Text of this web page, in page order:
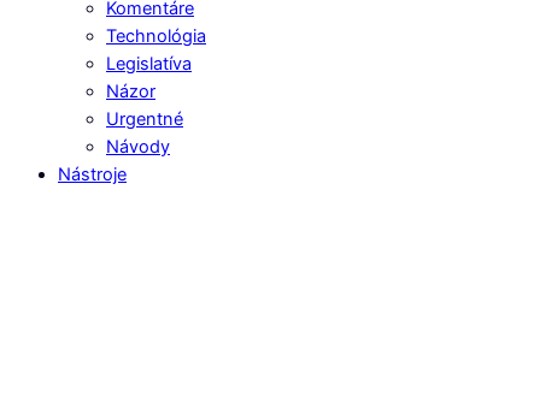
Komentáre
Technológia
Legislatíva
Názor
Urgentné
Návody
Nástroje